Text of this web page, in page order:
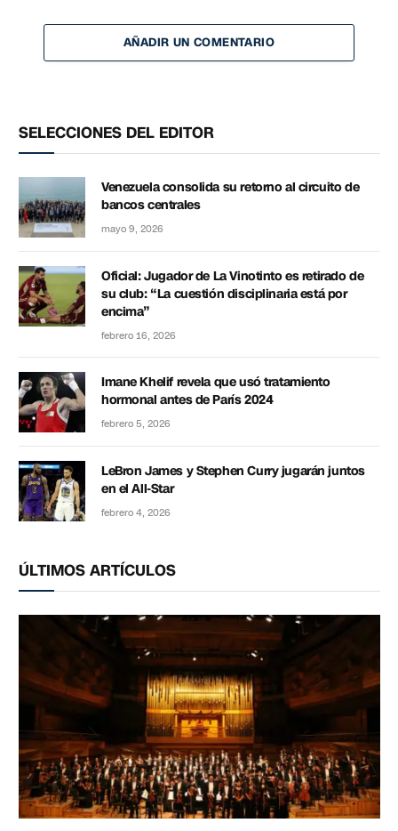
AÑADIR UN COMENTARIO
SELECCIONES DEL EDITOR
Venezuela consolida su retorno al circuito de
bancos centrales
mayo 9, 2026
Oficial: Jugador de La Vinotinto es retirado de
su club: “La cuestión disciplinaria está por
encima”
febrero 16, 2026
Imane Khelif revela que usó tratamiento
hormonal antes de París 2024
febrero 5, 2026
LeBron James y Stephen Curry jugarán juntos
en el All-Star
febrero 4, 2026
ÚLTIMOS ARTÍCULOS